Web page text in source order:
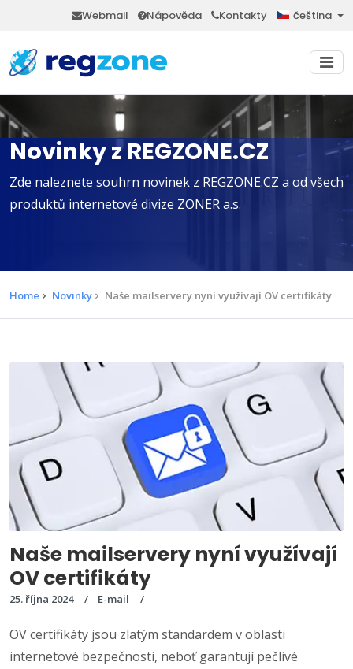
Webmail Nápověda Kontakty čeština
Novinky z REGZONE.CZ
Zde naleznete souhrn novinek z REGZONE.CZ a od všech
produktů internetové divize ZONER a.s.
Home Novinky Naše mailservery nyní využívají OV certifikáty
Naše mailservery nyní využívají
OV certifikáty
25. října 2024 E-mail
OV certifikáty jsou zlatým standardem v oblasti
internetové bezpečnosti, neboť garantují pečlivé